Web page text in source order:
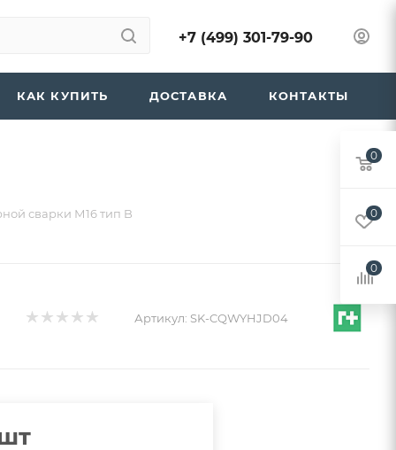
+7 (499) 301-79-90
КАК КУПИТЬ ДОСТАВКА КОНТАКТЫ
сварки М16 тип B
Артикул: SK-CQWYHJD04
0
0
0